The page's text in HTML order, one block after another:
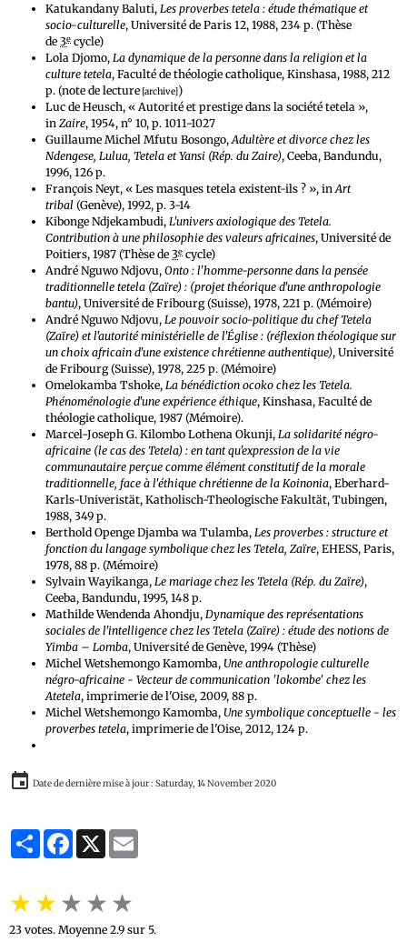
Katukandany Baluti, Les proverbes tetela : étude thématique et
socio-culturelle, Université de Paris 12, 1988, 234 p. (Thèse
de 3e cycle)
Lola Djomo, La dynamique de la personne dans la religion et la
culture tetela, Faculté de théologie catholique, Kinshasa, 1988, 212
p. (note de lecture [archive])
Luc de Heusch, « Autorité et prestige dans la société tetela »,
in Zaire, 1954, n° 10, p. 1011-1027
Guillaume Michel Mfutu Bosongo,Adultère et divorce chez les
Ndengese, Lulua, Tetela et Yansi (Rép. du Zaire), Ceeba, Bandundu,
1996, 126 p.
François Neyt, « Les masques tetela existent-ils ? », inArt
tribal (Genève), 1992, p. 3-14
Kibonge Ndjekambudi, L'univers axiologique des Tetela.
Contribution à une philosophie des valeurs africaines, Université de
Poitiers, 1987 (Thèse de 3e cycle)
André Nguwo Ndjovu, Onto : l'homme-personne dans la pensée
traditionnelle tetela (Zaïre) : (projet théorique d'une anthropologie
bantu), Université de Fribourg (Suisse), 1978, 221 p. (Mémoire)
André Nguwo Ndjovu, Le pouvoir socio-politique du chef Tetela
(Zaïre) et l'autorité ministérielle de l'Église : (réflexion théologique sur
un choix africain d'une existence chrétienne authentique), Université
de Fribourg (Suisse), 1978, 225 p. (Mémoire)
Omelokamba Tshoke, La bénédiction ocoko chez les Tetela.
Phénoménologie d'une expérience éthique, Kinshasa, Faculté de
théologie catholique, 1987 (Mémoire).
Marcel-Joseph G. Kilombo Lothena Okunji, La solidarité négro-
africaine (le cas des Tetela) : en tant qu'expression de la vie
communautaire perçue comme élément constitutif de la morale
traditionnelle, face à l'éthique chrétienne de la Koinonia, Eberhard-
Karls-Univeristät, Katholisch-Theologische Fakultät, Tubingen,
1988, 349 p.
Berthold Openge Djamba wa Tulamba, Les proverbes : structure et
fonction du langage symbolique chez les Tetela, Zaïre, EHESS, Paris,
1978, 88 p. (Mémoire)
Sylvain Wayikanga, Le mariage chez les Tetela (Rép. du Zaïre),
Ceeba, Bandundu, 1995, 148 p.
Mathilde Wendenda Ahondju, Dynamique des représentations
sociales de l'intelligence chez les Tetela (Zaïre) : étude des notions de
Yimba – Lomba, Université de Genève, 1994 (Thèse)
Michel Wetshemongo Kamomba, Une anthropologie culturelle
négro-africaine - Vecteur de communication 'lokombe' chez les
Atetela, imprimerie de l'Oise, 2009, 88 p.
Michel Wetshemongo Kamomba, Une symbolique conceptuelle - les
proverbes tetela, imprimerie de l'Oise, 2012, 124 p.
Date de dernière mise à jour : Saturday, 14 November 2020
PartagerFacebook
X
★★★★★
23 votes. Moyenne 2.9 sur 5.